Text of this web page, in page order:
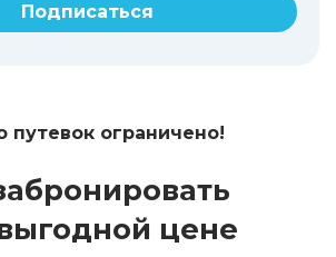
Подписаться
путевок ограничено!
цене